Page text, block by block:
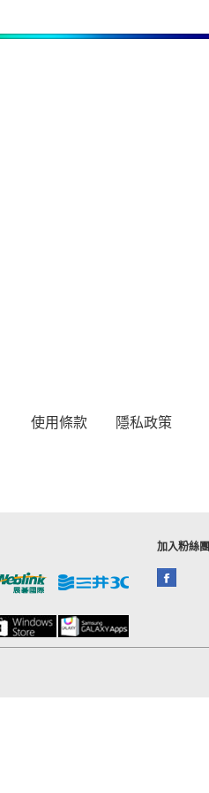
使用條款 隱私政策
加入粉絲團